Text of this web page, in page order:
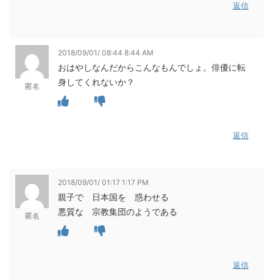
返信
匿名
2018/09/01/ 08:44 8:44 AM
おはやしなんだからこんなもんでしょ。俳優に転
身してくれないか？
返信
匿名
2018/09/01/ 01:17 1:17 PM
親子で 日本国を 惑わせる
悪質な 宗教集団のようである
返信